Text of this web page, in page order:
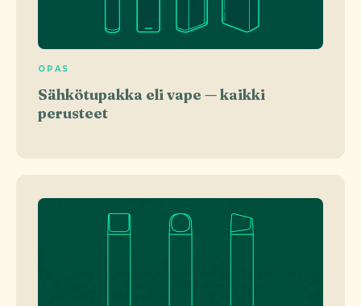
OPAS
Sähkötupakka eli vape — kaikki
perusteet